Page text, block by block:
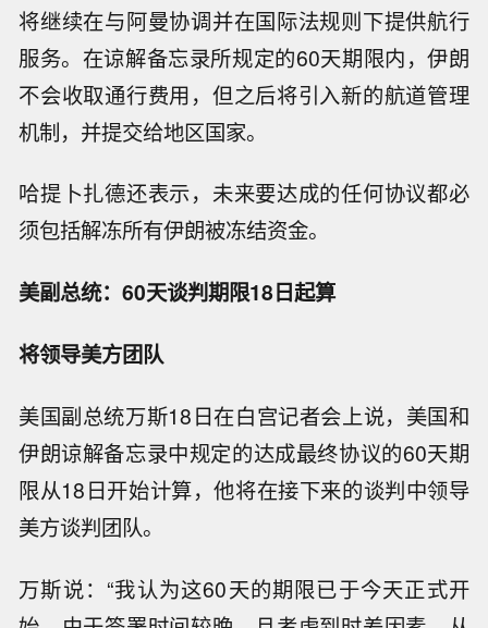
将继续在与阿曼协调并在国际法规则下提供航行
服务。在谅解备忘录所规定的60天期限内，伊朗
不会收取通行费用，但之后将引入新的航道管理
机制，并提交给地区国家。
哈提卜扎德还表示，未来要达成的任何协议都必
须包括解冻所有伊朗被冻结资金。
美副总统：60天谈判期限18日起算
将领导美方团队
美国副总统万斯18日在白宫记者会上说，美国和
伊朗谅解备忘录中规定的达成最终协议的60天期
限从18日开始计算，他将在接下来的谈判中领导
美方谈判团队。
万斯说：“我认为这60天的期限已于今天正式开